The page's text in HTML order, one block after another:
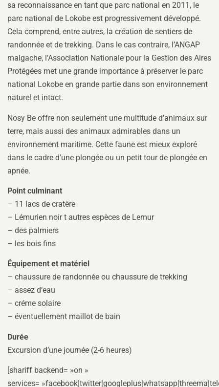
sa reconnaissance en tant que parc national en 2011, le
parc national de Lokobe est progressivement développé.
Cela comprend, entre autres, la création de sentiers de
randonnée et de trekking. Dans le cas contraire, l’ANGAP
malgache, l’Association Nationale pour la Gestion des Aires
Protégées met une grande importance à préserver le parc
national Lokobe en grande partie dans son environnement
naturel et intact.
Nosy Be offre non seulement une multitude d’animaux sur
terre, mais aussi des animaux admirables dans un
environnement maritime. Cette faune est mieux exploré
dans le cadre d’une plongée ou un petit tour de plongée en
apnée.
Point culminant
– 11 lacs de cratère
– Lémurien noir t autres espèces de Lemur
– des palmiers
– les bois fins
Équipement et matériel
– chaussure de randonnée ou chaussure de trekking
– assez d‘eau
– créme solaire
– éventuellement maillot de bain
Durée
Excursion d’une journée (2-6 heures)
[shariff backend= »on »
services=